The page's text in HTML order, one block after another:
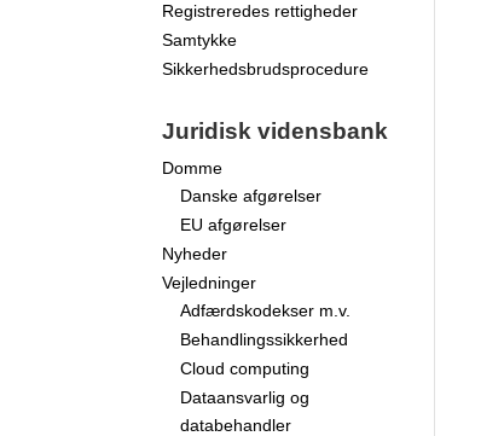
Registreredes rettigheder
Samtykke
Sikkerhedsbrudsprocedure
Juridisk vidensbank
Domme
Danske afgørelser
EU afgørelser
Nyheder
Vejledninger
Adfærdskodekser m.v.
Behandlingssikkerhed
Cloud computing
Dataansvarlig og
databehandler